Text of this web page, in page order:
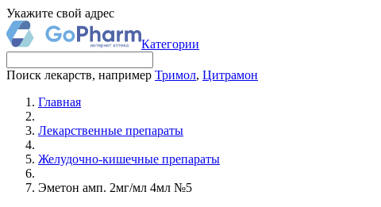
Укажите свой адрес
Категории
Поиск лекарств, например Тримол, Цитрамон
Главная
Лекарственные препараты
Желудочно-кишечные препараты
Эметон амп. 2мг/мл 4мл №5